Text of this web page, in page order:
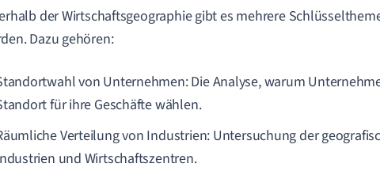
der Wirtschaftsgeographie gibt es mehrere
Dazu gehören:
von Unternehmen: Die Analyse, warum
für ihre Geschäfte wählen.
Verteilung von Industrien: Untersuchung der
und Wirtschaftszentren.